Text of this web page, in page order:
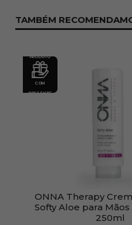
TAMBÉM
PRODUTO
COM
PRESENTE
ONNA Therapy
Softy Aloe para
250ml